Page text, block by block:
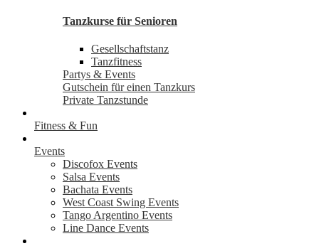
Tanzkurse für Senioren
Gesellschaftstanz
Tanzfitness
Partys & Events
Gutschein für einen Tanzkurs
Private Tanzstunde
Fitness & Fun
Events
Discofox Events
Salsa Events
Bachata Events
West Coast Swing Events
Tango Argentino Events
Line Dance Events